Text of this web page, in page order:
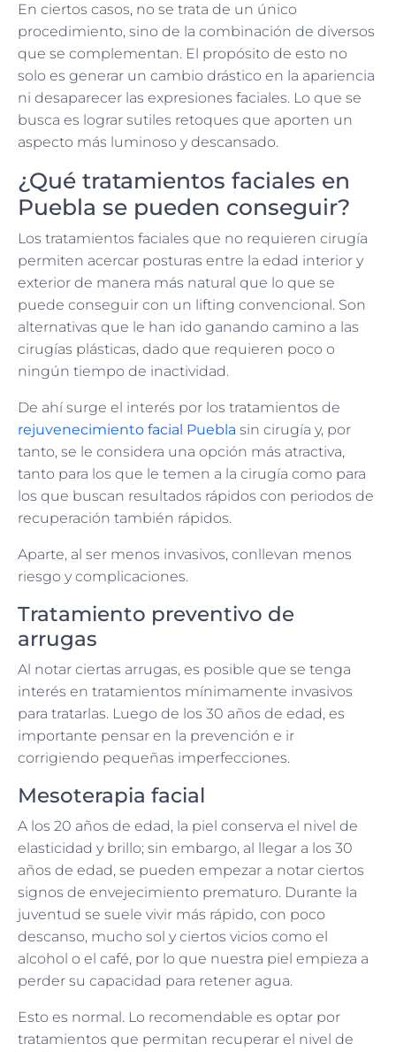
En ciertos casos, no se trata de un único
procedimiento, sino de la combinación de diversos
que se complementan. El propósito de esto no
solo es generar un cambio drástico en la apariencia
ni desaparecer las expresiones faciales. Lo que se
busca es lograr sutiles retoques que aporten un
aspecto más luminoso y descansado.
¿Qué tratamientos faciales en
Puebla se pueden conseguir?
Los tratamientos faciales que no requieren cirugía
permiten acercar posturas entre la edad interior y
exterior de manera más natural que lo que se
puede conseguir con un lifting convencional. Son
alternativas que le han ido ganando camino a las
cirugías plásticas, dado que requieren poco o
ningún tiempo de inactividad.
De ahí surge el interés por los tratamientos de
rejuvenecimiento facial Puebla sin cirugía y, por
tanto, se le considera una opción más atractiva,
tanto para los que le temen a la cirugía como para
los que buscan resultados rápidos con periodos de
recuperación también rápidos.
Aparte, al ser menos invasivos, conllevan menos
riesgo y complicaciones.
Tratamiento preventivo de
arrugas
Al notar ciertas arrugas, es posible que se tenga
interés en tratamientos mínimamente invasivos
para tratarlas. Luego de los 30 años de edad, es
importante pensar en la prevención e ir
corrigiendo pequeñas imperfecciones.
Mesoterapia facial
A los 20 años de edad, la piel conserva el nivel de
elasticidad y brillo; sin embargo, al llegar a los 30
años de edad, se pueden empezar a notar ciertos
signos de envejecimiento prematuro. Durante la
juventud se suele vivir más rápido, con poco
descanso, mucho sol y ciertos vicios como el
alcohol o el café, por lo que nuestra piel empieza a
perder su capacidad para retener agua.
Esto es normal. Lo recomendable es optar por
tratamientos que permitan recuperar el nivel de